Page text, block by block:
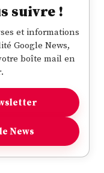
suivre !
et informations
Google News,
boîte mail en
News